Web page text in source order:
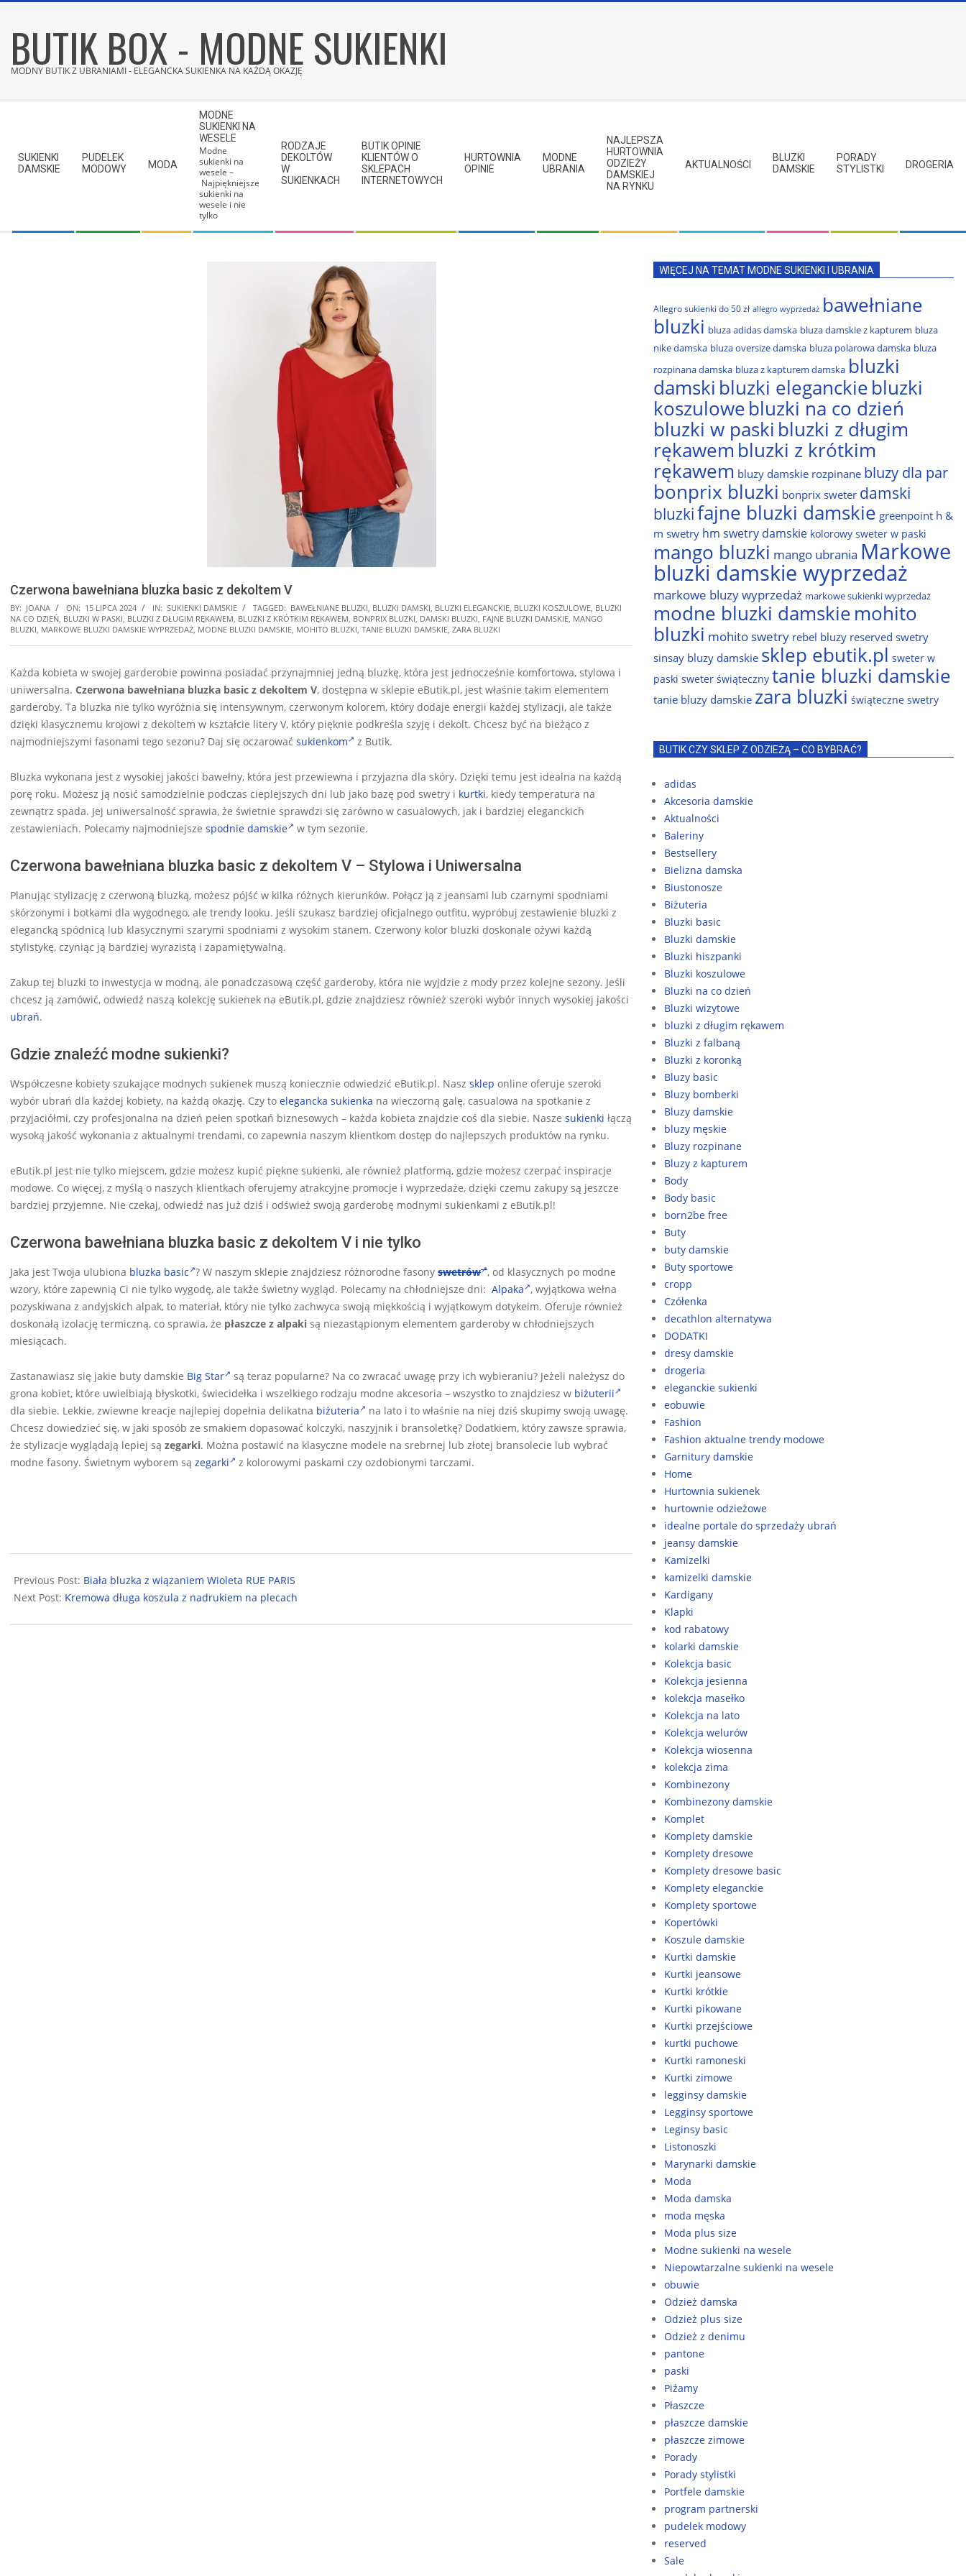
contentBUTIK BOX - MODNE SUKIENKI
MODNY BUTIK Z UBRANIAMI - ELEGANCKA SUKIENKA NA KAŻDĄ OKAZJĘ
SUKIENKI
DAMSKIE
PUDELEK
MODOWY
MODA
MODNE
SUKIENKI NA
WESELE
Modne
sukienki na
wesele –
Najpiękniejsze
sukienki na
wesele i nie
tylko
RODZAJE
DEKOLTÓW
W
SUKIENKACH
BUTIK OPINIE
KLIENTÓW O
SKLEPACH
INTERNETOWYCH
HURTOWNIA
OPINIE
MODNE
UBRANIA
NAJLEPSZA
HURTOWNIA
ODZIEŻY
DAMSKIEJ
NA RYNKU
AKTUALNOŚCI
BLUZKI
DAMSKIE
PORADY
STYLISTKI
DROGERIA
Czerwona bawełniana bluzka basic z dekoltem V
BY: JOANA ON: 15 LIPCA 2024 IN: SUKIENKI DAMSKIE TAGGED: BAWEŁNIANE BLUZKI BLUZKI DAMSKI BLUZKI ELEGANCKIE BLUZKI KOSZULOWE BLUZKI
NA CO DZIEŃ BLUZKI W PASKI BLUZKI Z DŁUGIM RĘKAWEM BLUZKI Z KRÓTKIM RĘKAWEM BONPRIX BLUZKI DAMSKI BLUZKI FAJNE BLUZKI DAMSKIE MANGO
BLUZKI MARKOWE BLUZKI DAMSKIE WYPRZEDAŻ MODNE BLUZKI DAMSKIE MOHITO BLUZKI TANIE BLUZKI DAMSKIE ZARA BLUZKI
Każda kobieta w swojej garderobie powinna posiadać przynajmniej jedną bluzkę, która jest jednocześnie komfortowa, stylowa i
uniwersalna. Czerwona bawełniana bluzka basic z dekoltem V, dostępna w sklepie eButik.pl, jest właśnie takim elementem
garderoby. Ta bluzka nie tylko wyróżnia się intensywnym, czerwonym kolorem, który dodaje energii każdej stylizacji, ale także
dzięki klasycznemu krojowi z dekoltem w kształcie litery V, który pięknie podkreśla szyję i dekolt. Chcesz być na bieżąco z
najmodniejszymi fasonami tego sezonu? Daj się oczarować sukienkom z Butik.
Bluzka wykonana jest z wysokiej jakości bawełny, która jest przewiewna i przyjazna dla skóry. Dzięki temu jest idealna na każdą
porę roku. Możesz ją nosić samodzielnie podczas cieplejszych dni lub jako bazę pod swetry i kurtki, kiedy temperatura na
zewnątrz spada. Jej uniwersalność sprawia, że świetnie sprawdzi się zarówno w casualowych, jak i bardziej eleganckich
zestawieniach. Polecamy najmodniejsze spodnie damskie w tym sezonie.
Czerwona bawełniana bluzka basic z dekoltem V – Stylowa i Uniwersalna
Planując stylizację z czerwoną bluzką, możesz pójść w kilka różnych kierunków. Połącz ją z jeansami lub czarnymi spodniami
skórzonymi i botkami dla wygodnego, ale trendy looku. Jeśli szukasz bardziej oficjalnego outfitu, wypróbuj zestawienie bluzki z
elegancką spódnicą lub klasycznymi szarymi spodniami z wysokim stanem. Czerwony kolor bluzki doskonale ożywi każdą
stylistykę, czyniąc ją bardziej wyrazistą i zapamiętywalną.
Zakup tej bluzki to inwestycja w modną, ale ponadczasową część garderoby, która nie wyjdzie z mody przez kolejne sezony. Jeśli
chcesz ją zamówić, odwiedź naszą kolekcję sukienek na eButik.pl, gdzie znajdziesz również szeroki wybór innych wysokiej jakości
ubrań.
Gdzie znaleźć modne sukienki?
Współczesne kobiety szukające modnych sukienek muszą koniecznie odwiedzić eButik.pl. Nasz sklep online oferuje szeroki
wybór ubrań dla każdej kobiety, na każdą okazję. Czy to elegancka sukienka na wieczorną galę, casualowa na spotkanie z
przyjaciółmi, czy profesjonalna na dzień pełen spotkań biznesowych – każda kobieta znajdzie coś dla siebie. Nasze sukienki łączą
wysoką jakość wykonania z aktualnymi trendami, co zapewnia naszym klientkom dostęp do najlepszych produktów na rynku.
eButik.pl jest nie tylko miejscem, gdzie możesz kupić piękne sukienki, ale również platformą, gdzie możesz czerpać inspiracje
modowe. Co więcej, z myślą o naszych klientkach oferujemy atrakcyjne promocje i wyprzedaże, dzięki czemu zakupy są jeszcze
bardziej przyjemne. Nie czekaj, odwiedź nas już dziś i odśwież swoją garderobę modnymi sukienkami z eButik.pl!
Czerwona bawełniana bluzka basic z dekoltem V i nie tylko
Jaka jest Twoja ulubiona bluzka basic ? W naszym sklepie znajdziesz różnorodne fasony swetrów , od klasycznych po modne
wzory, które zapewnią Ci nie tylko wygodę, ale także świetny wygląd. Polecamy na chłodniejsze dni: Alpaka , wyjątkowa wełna
pozyskiwana z andyjskich alpak, to materiał, który nie tylko zachwyca swoją miękkością i wyjątkowym dotykeim. Oferuje również
doskonałą izolację termiczną, co sprawia, że płaszcze z alpaki są niezastąpionym elementem garderoby w chłodniejszych
miesiącach.
Zastanawiasz się jakie buty damskie Big Star
są teraz popularne? Na co zwracać uwagę przy ich wybieraniu? Jeżeli należysz do
grona kobiet, które uwielbiają błyskotki, świecidełka i wszelkiego rodzaju modne akcesoria – wszystko to znajdziesz w biżuterii
dla siebie. Lekkie, zwiewne kreacje najlepiej dopełnia delikatna biżuteria
na lato i to właśnie na niej dziś skupimy swoją uwagę.
Chcesz dowiedzieć się, w jaki sposób ze smakiem dopasować kolczyki, naszyjnik i bransoletkę? Dodatkiem, który zawsze sprawia,
że stylizacje wyglądają lepiej są zegarki. Można postawić na klasyczne modele na srebrnej lub złotej bransolecie lub wybrać
modne fasony. Świetnym wyborem są zegarki z kolorowymi paskami czy ozdobionymi tarczami.
07-
15
Previous Post: Biała bluzka z wiązaniem Wioleta RUE PARIS
Next Post: Kremowa długa koszula z nadrukiem na plecach
WIĘCEJ NA TEMAT MODNE SUKIENKI I UBRANIA
Allegro sukienki do 50 zł allegro wyprzedaż bawełniane
bluzki bluza adidas damska bluza damskie z kapturem bluza
nike damska bluza oversize damska bluza polarowa damska bluza
rozpinana damska bluza z kapturem damska bluzki
damski bluzki eleganckie bluzki
koszulowe bluzki na co dzień
bluzki w paski bluzki z długim
rękawem bluzki z krótkim
rękawem bluzy damskie rozpinane bluzy dla par
bonprix bluzki bonprix sweter damski
bluzkifajne bluzki damskie greenpoint h &
m swetry hm swetry damskie kolorowy sweter w paski
mango bluzki mango ubrania Markowe
bluzki damskie wyprzedaż
markowe bluzy wyprzedaż markowe sukienki wyprzedaż
modne bluzki damskiemohito
bluzki mohito swetry rebel bluzy reserved swetry
sinsay bluzy damskie sklep ebutik.pl sweter w
paski sweter świąteczny tanie bluzki damskie
tanie bluzy damskie zara bluzki świąteczne swetry
BUTIK CZY SKLEP Z ODZIEŻĄ – CO BYBRAĆ?
adidas
Akcesoria damskie
Aktualności
Baleriny
Bestsellery
Bielizna damska
Biustonosze
Biżuteria
Bluzki basic
Bluzki damskie
Bluzki hiszpanki
Bluzki koszulowe
Bluzki na co dzień
Bluzki wizytowe
bluzki z długim rękawem
Bluzki z falbaną
Bluzki z koronką
Bluzy basic
Bluzy bomberki
Bluzy damskie
bluzy męskie
Bluzy rozpinane
Bluzy z kapturem
Body
Body basic
born2be free
Buty
buty damskie
Buty sportowe
cropp
Czółenka
decathlon alternatywa
DODATKI
dresy damskie
drogeria
eleganckie sukienki
eobuwie
Fashion
Fashion aktualne trendy modowe
Garnitury damskie
Home
Hurtownia sukienek
hurtownie odzieżowe
idealne portale do sprzedaży ubrań
jeansy damskie
Kamizelki
kamizelki damskie
Kardigany
Klapki
kod rabatowy
kolarki damskie
Kolekcja basic
Kolekcja jesienna
kolekcja masełko
Kolekcja na lato
Kolekcja welurów
Kolekcja wiosenna
kolekcja zima
Kombinezony
Kombinezony damskie
Komplet
Komplety damskie
Komplety dresowe
Komplety dresowe basic
Komplety eleganckie
Komplety sportowe
Kopertówki
Koszule damskie
Kurtki damskie
Kurtki jeansowe
Kurtki krótkie
Kurtki pikowane
Kurtki przejściowe
kurtki puchowe
Kurtki ramoneski
Kurtki zimowe
legginsy damskie
Legginsy sportowe
Leginsy basic
Listonoszki
Marynarki damskie
Moda
Moda damska
moda męska
Moda plus size
Modne sukienki na wesele
Niepowtarzalne sukienki na wesele
obuwie
Odzież damska
Odzież plus size
Odzież z denimu
pantone
paski
Piżamy
Płaszcze
płaszcze damskie
płaszcze zimowe
Porady
Porady stylistki
Portfele damskie
program partnerski
pudelek modowy
reserved
Sale